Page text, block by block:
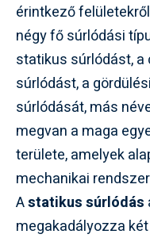
érintkező
négy fő súrlódási
statikus súrlódást,
súrlódást, a
súrlódását, más
megvan a maga
területe, amelyek
mechanikai
Astatikus súrlódás
megakadályozza